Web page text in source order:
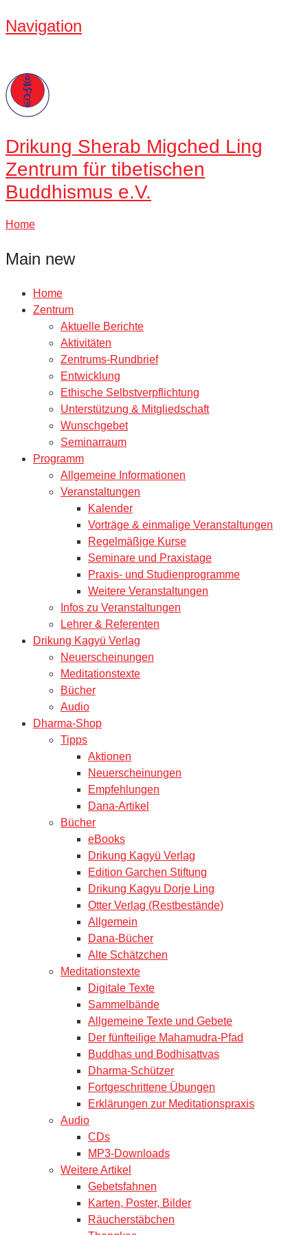
Navigation
Drikung Sherab Migched Ling
Zentrum für tibetischen
Buddhismus e.V.
Home
Main new
Home
Zentrum
Aktuelle Berichte
Aktivitäten
Zentrums-Rundbrief
Entwicklung
Ethische Selbstverpflichtung
Unterstützung & Mitgliedschaft
Wunschgebet
Seminarraum
Programm
Allgemeine Informationen
Veranstaltungen
Kalender
Vorträge & einmalige Veranstaltungen
Regelmäßige Kurse
Seminare und Praxistage
Praxis- und Studienprogramme
Weitere Veranstaltungen
Infos zu Veranstaltungen
Lehrer & Referenten
Drikung Kagyü Verlag
Neuerscheinungen
Meditationstexte
Bücher
Audio
Dharma-Shop
Tipps
Aktionen
Neuerscheinungen
Empfehlungen
Dana-Artikel
Bücher
eBooks
Drikung Kagyü Verlag
Edition Garchen Stiftung
Drikung Kagyu Dorje Ling
Otter Verlag (Restbestände)
Allgemein
Dana-Bücher
Alte Schätzchen
Meditationstexte
Digitale Texte
Sammelbände
Allgemeine Texte und Gebete
Der fünfteilige Mahamudra-Pfad
Buddhas und Bodhisattvas
Dharma-Schützer
Fortgeschrittene Übungen
Erklärungen zur Meditationspraxis
Audio
CDs
MP3-Downloads
Weitere Artikel
Gebetsfahnen
Karten, Poster, Bilder
Räucherstäbchen